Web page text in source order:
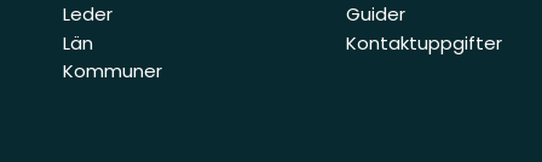
Leder
Län
Kommuner
Guider
Kontaktuppgifter